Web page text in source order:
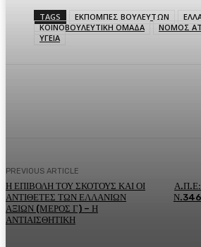
TAGS ΕΚΠΟΜΠΕΣ ΒΟΥΛΕΥΤΩΝ
ΚΟΙΝΟΒΟΥΛΕΥΤΙΚΗ ΟΜΑΔΑ
ΝΟΜΟΣ
ΥΓΕΙΑ
PREVIOUS ARTICLE
Η ΕΠΙΒΟΛΗ ΤΟΥ ΣΚΟΤΟΥΣ ΚΑΙ ΟΙ
ΑΝΤΙΘΕΤΕΣ ΤΩΝ ΕΛΛΑΝΙΩΝ
ΑΞΙΩΝ (ΜΕΡΟΣ Γ) – Η
ΑΝΤΙΑΙΣΘΗΤΙΚΗ
Α.Π.Ε: